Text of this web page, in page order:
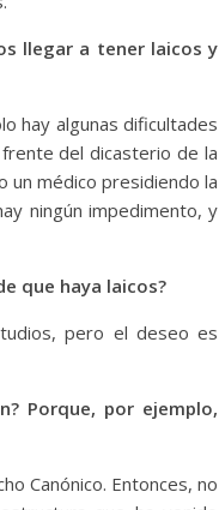
llegar a tener laicos y
hay algunas dificultades
del dicasterio de la
un médico presidiendo la
ningún impedimento, y
que haya laicos?
pero el deseo es
Porque, por ejemplo,
Canónico. Entonces, no